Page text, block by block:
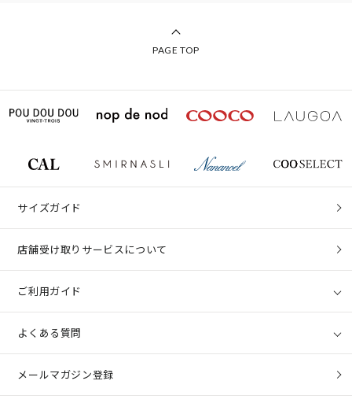
PAGE TOP
サイズガイド
店舗受け取りサービスについて
ご利用ガイド
よくある質問
メールマガジン登録